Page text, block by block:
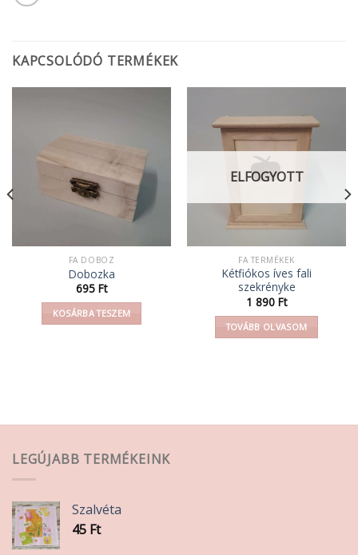
KAPCSOLÓDÓ TERMÉKEK
FA DOBOZ
Dobozka
695 Ft
KOSÁRBA TESZEM
ELFOGYOTT
FA TERMÉKEK
Kétfiókos íves fali
szekrényke
1 890 Ft
TOVÁBB OLVASOM
LEGÚJABB TERMÉKEINK
Szalvéta
45 Ft